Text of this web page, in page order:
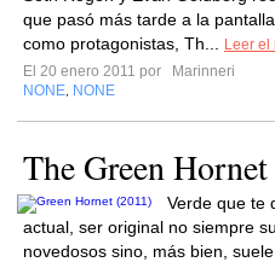
que pasó más tarde a la
como protagonistas, Th...
Leer el
El 20 enero 2011 por
Marinneri
NONE NONE
The Green
Verde que te
actual, ser original no siempre
novedosos sino, más bien,